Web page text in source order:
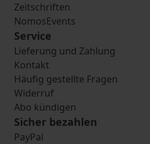
Zeitschriften
NomosEvents
Service
Lieferung und Zahlung
Kontakt
Häufig gestellte Fragen
Widerruf
Abo kündigen
Sicher bezahlen
PayPal